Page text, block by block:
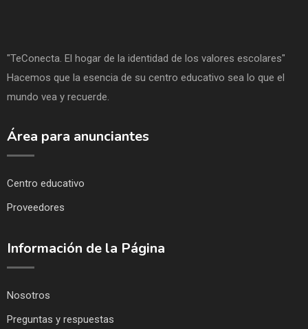
"TeConecta. El hogar de la identidad de los valores escolares"
Hacemos que la esencia de su centro educativo sea lo que el
mundo vea y recuerde.
Área para anunciantes
Centro educativo
Proveedores
Información de la Página
Nosotros
Preguntas y respuestas